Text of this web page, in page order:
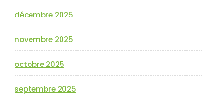
décembre 2025
novembre 2025
octobre 2025
septembre 2025